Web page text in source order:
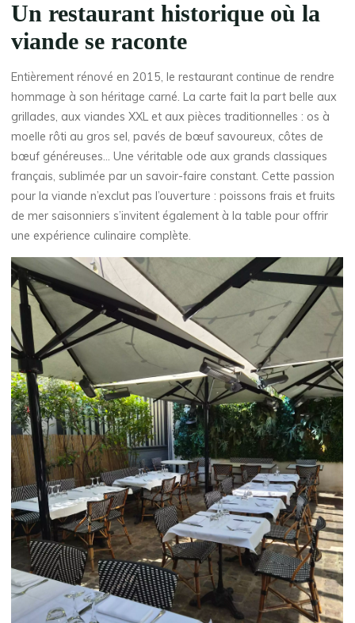
Un restaurant historique où la
viande se raconte
Entièrement rénové en 2015, le restaurant continue de rendre
hommage à son héritage carné. La carte fait la part belle aux
grillades, aux viandes XXL et aux pièces traditionnelles : os à
moelle rôti au gros sel, pavés de bœuf savoureux, côtes de
bœuf généreuses… Une véritable ode aux grands classiques
français, sublimée par un savoir-faire constant. Cette passion
pour la viande n’exclut pas l’ouverture : poissons frais et fruits
de mer saisonniers s’invitent également à la table pour offrir
une expérience culinaire complète.